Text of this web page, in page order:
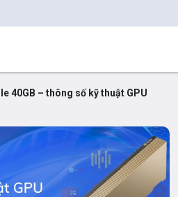
40GB – thông số kỹ thuật GPU